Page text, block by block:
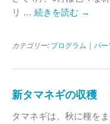
リ … 続きを読む →
カテゴリー: プログラム パー
新タマネギの収穫
タマネギは、秋に種を